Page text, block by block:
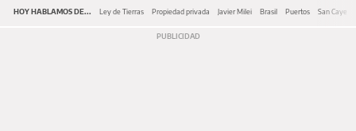
HOY HABLAMOS DE... Ley de Tierras Propiedad privada Javier Milei Brasil Puertos San